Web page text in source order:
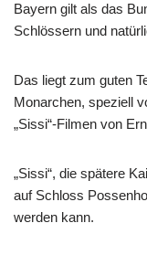
Bayern gilt als das
Schlössern und
Das liegt zum guten
Monarchen, speziell
„Sissi“-Filmen von
„Sissi“, die spätere
auf Schloss
werden kann.